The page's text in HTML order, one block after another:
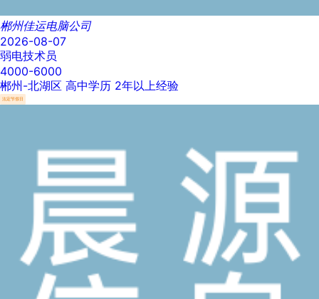
郴州佳运电脑公司
2026-08-07
弱电技术员
4000-6000
郴州-北湖区 高中学历 2年以上经验
法定节假日